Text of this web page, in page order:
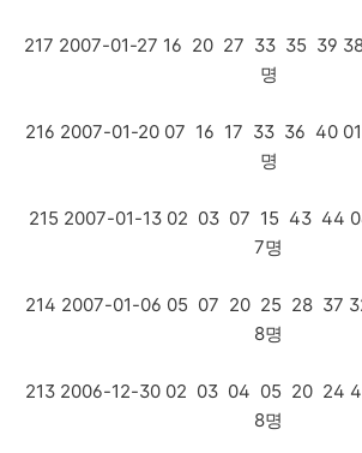
217 2007-01-27 16 20 27 33 35 39 38
명
216 2007-01-20 07 16 17 33 36 40 01
명
215 2007-01-13 02 03 07 15 43 44
7명
214 2007-01-06 05 07 20 25 28 37
8명
213 2006-12-30 02 03 04 05 20 24
8명